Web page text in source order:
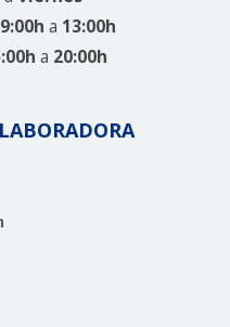
a 13:00h
a 20:00h